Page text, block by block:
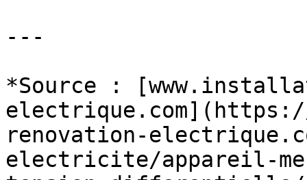
---
*Source :
renovation-
electricite/appareil-